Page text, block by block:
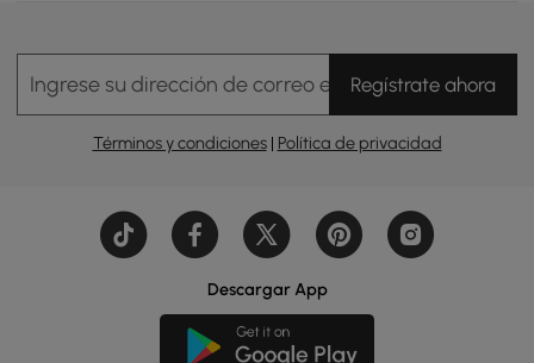
Ingrese su dirección de correo electrónicoRegístrate ahora
Términos y condiciones| Política de privacidad
Descargar App